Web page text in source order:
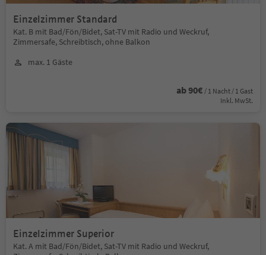
Einzelzimmer Standard
Kat. B mit Bad/Fön/Bidet, Sat-TV mit Radio und Weckruf,
Zimmersafe, Schreibtisch, ohne Balkon
max. 1 Gäste
ab 90€ / 1 Nacht / 1 Gast
Inkl. MwSt.
Einzelzimmer Superior
Kat. A mit Bad/Fön/Bidet, Sat-TV mit Radio und Weckruf,